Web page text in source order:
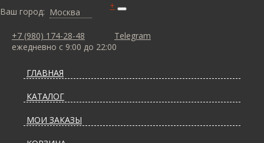
Ваш город: Москва
+7 (980) 174-28-48
Telegram
ежедневно с 9:00 до 22:00
+
ГЛАВНАЯ
КАТАЛОГ
МОИ ЗАКАЗЫ